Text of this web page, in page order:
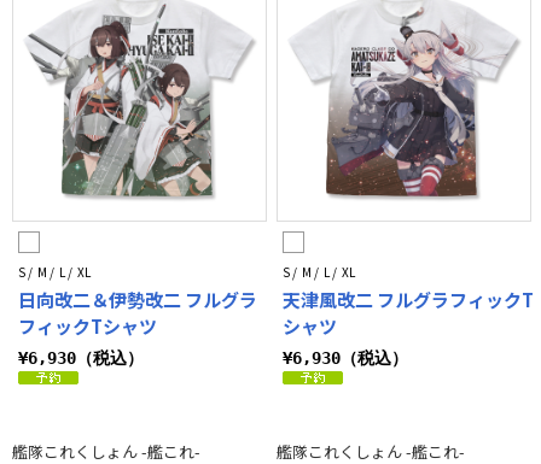
S / M / L / XL
日向改二＆伊勢改二 フルグラ
フィックTシャツ
¥6,930（税込）
S / M / L / XL
天津風改二 フルグラフィックT
シャツ
¥6,930（税込）
艦隊これくしょん -艦これ- 艦隊これくしょん -艦これ-